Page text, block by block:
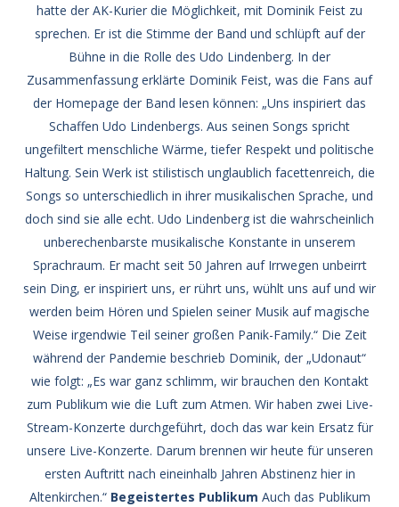
hatte der AK-Kurier die Möglichkeit, mit Dominik Feist zu
sprechen. Er ist die Stimme der Band und schlüpft auf der
Bühne in die Rolle des Udo Lindenberg. In der
Zusammenfassung erklärte Dominik Feist, was die Fans auf
der Homepage der Band lesen können: „Uns inspiriert das
Schaffen Udo Lindenbergs. Aus seinen Songs spricht
ungefiltert menschliche Wärme, tiefer Respekt und politische
Haltung. Sein Werk ist stilistisch unglaublich facettenreich, die
Songs so unterschiedlich in ihrer musikalischen Sprache, und
doch sind sie alle echt. Udo Lindenberg ist die wahrscheinlich
unberechenbarste musikalische Konstante in unserem
Sprachraum. Er macht seit 50 Jahren auf Irrwegen unbeirrt
sein Ding, er inspiriert uns, er rührt uns, wühlt uns auf und wir
werden beim Hören und Spielen seiner Musik auf magische
Weise irgendwie Teil seiner großen Panik-Family.“ Die Zeit
während der Pandemie beschrieb Dominik, der „Udonaut“
wie folgt: „Es war ganz schlimm, wir brauchen den Kontakt
zum Publikum wie die Luft zum Atmen. Wir haben zwei Live-
Stream-Konzerte durchgeführt, doch das war kein Ersatz für
unsere Live-Konzerte. Darum brennen wir heute für unseren
ersten Auftritt nach eineinhalb Jahren Abstinenz hier in
Altenkirchen.“ Begeistertes Publikum Auch das Publikum